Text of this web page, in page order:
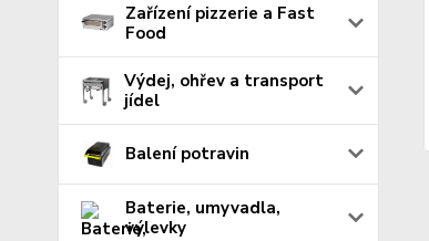
Zařízení pizzerie a Fast
Food
Výdej, ohřev a transport
jídel
Balení potravin
Baterie, umyvadla,
výlevky